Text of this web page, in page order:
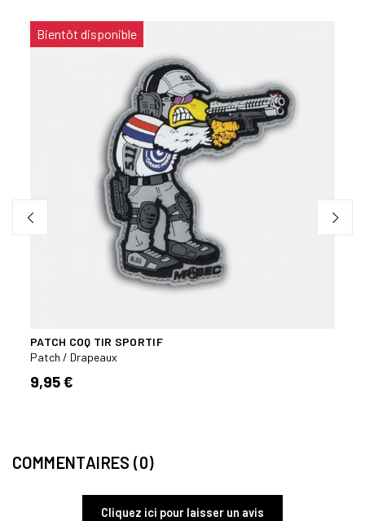
Bientôt disponible
PATCH COQ TIR SPORTIF
Patch / Drapeaux
9,95 €
COMMENTAIRES (0)
Cliquez ici pour laisser un avis